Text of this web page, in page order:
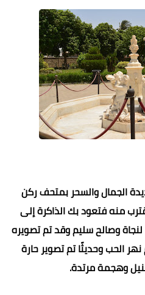
الجمال والسحر بمتحف ركن
منه فتعود بك الذاكرة إلى
لنجاة وصالح سليم وقد تم تصويره
الحب وحديثًا تم تصوير حارة
وهجمة مرتدة.